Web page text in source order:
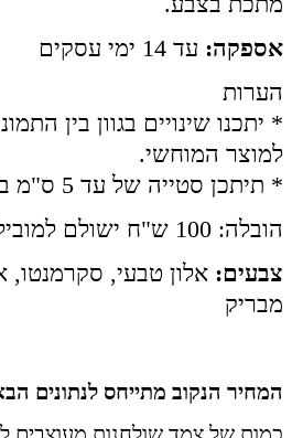
אספקה: עד 14 ימי עסקים
הערות
* יתכנו שינויים בגוון בין
למוצר המוחשי.
* תיתכן סטייה של עד 5 ס"מ במוצר.
הובלה: 100 ש"ח ישולם למוביל/מתקין
צבעים: אלון טבעי,
מבריק
המחיר הנקוב מתייחס לנתונים